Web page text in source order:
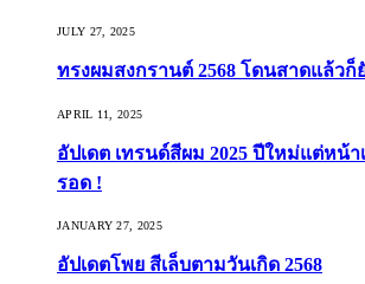
JULY 27, 2025
ทรงผมสงกรานต์ 2568 โดนสาดแล้วก็
APRIL 11, 2025
อัปเดต เทรนด์สีผม 2025 ปีใหม่แต่หน้
รอด !
JANUARY 27, 2025
อัปเดตโพย สีเล็บตามวันเกิด 2568